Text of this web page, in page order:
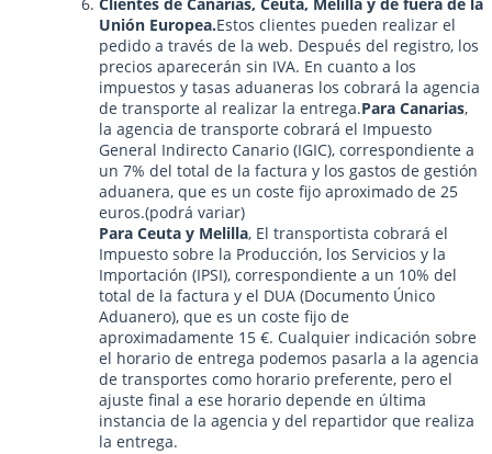
Unión Europea.Estos clientes pueden realizar el
pedido a través de la web. Después del registro, los
precios aparecerán sin IVA. En cuanto a los
impuestos y tasas aduaneras los cobrará la agencia
de transporte al realizar la entrega.Para Canarias,
la agencia de transporte cobrará el Impuesto
General Indirecto Canario (IGIC), correspondiente a
un 7% del total de la factura y los gastos de gestión
aduanera, que es un coste fijo aproximado de 25
euros.(podrá variar)
Para Ceuta y Melilla, El transportista cobrará el
Impuesto sobre la Producción, los Servicios y la
Importación (IPSI), correspondiente a un 10% del
total de la factura y el DUA (Documento Único
Aduanero), que es un coste fijo de
aproximadamente 15 €. Cualquier indicación sobre
el horario de entrega podemos pasarla a la agencia
de transportes como horario preferente, pero el
ajuste final a ese horario depende en última
instancia de la agencia y del repartidor que realiza
la entrega.